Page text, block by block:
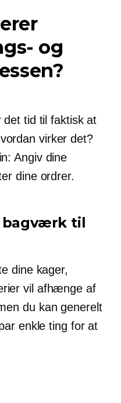
og
det tid til faktisk at
virker det?
Angiv dine
dine ordrer.
bagværk til
dine kager,
vil afhænge af
du kan generelt
enkle ting for at